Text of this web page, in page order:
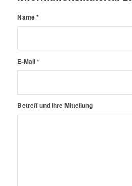
Name*
E-Mail*
Betreff und Ihre Mitteilung